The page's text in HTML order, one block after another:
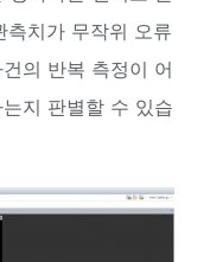
측치가 무작위 오류
의 반복 측정이 어
지 판별할 수 있습